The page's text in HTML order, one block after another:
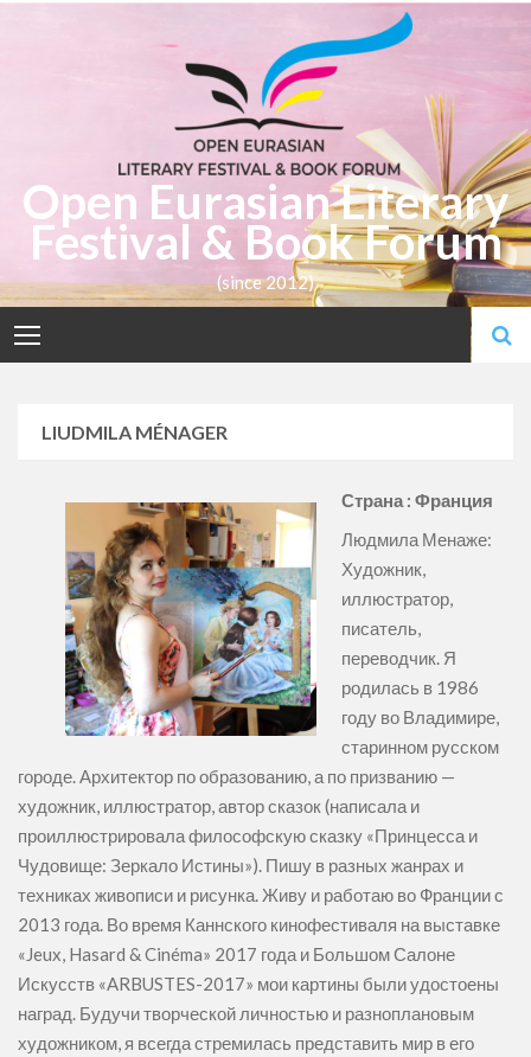
Open Eurasian Literary
Festival & Book Forum
(since 2012)
LIUDMILA MÉNAGER
Страна : Франция
Людмила Менаже:
Художник,
иллюстратор,
писатель,
переводчик. Я
родилась в 1986
году во Владимире,
старинном русском
городе. Архитектор по образованию, а по призванию —
художник, иллюстратор, автор сказок (написала и
проиллюстрировала философскую сказку «Принцесса и
Чудовище: Зеркало Истины»). Пишу в разных жанрах и
техниках живописи и рисунка. Живу и работаю во Франции с
2013 года. Во время Каннского кинофестиваля на выставке
«Jeux, Hasard & Cinéma» 2017 года и Большом Салоне
Искусств «ARBUSTES-2017» мои картины были удостоены
наград. Будучи творческой личностью и разноплановым
художником, я всегда стремилась представить мир в его